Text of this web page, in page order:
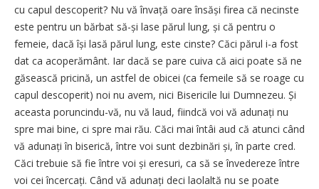
cu capul descoperit? Nu vă învață oare însăși firea că necinste
este pentru un bărbat să-și lase părul lung, și că pentru o
femeie, dacă își lasă părul lung, este cinste? Căci părul i-a fost
dat ca acoperământ. Iar dacă se pare cuiva că aici poate să ne
găsească pricină, un astfel de obicei (ca femeile să se roage cu
capul descoperit) noi nu avem, nici Bisericile lui Dumnezeu. Și
aceasta poruncindu-vă, nu vă laud, fiindcă voi vă adunați nu
spre mai bine, ci spre mai rău. Căci mai întâi aud că atunci când
vă adunați în biserică, între voi sunt dezbinări și, în parte cred.
Căci trebuie să fie între voi și eresuri, ca să se învedereze între
voi cei încercați. Când vă adunați deci laolaltă nu se poate